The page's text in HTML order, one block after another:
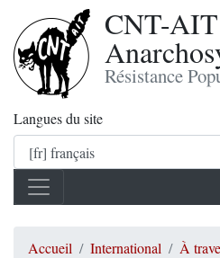
CNT-
Résistance
Langues du site
Accueil International À